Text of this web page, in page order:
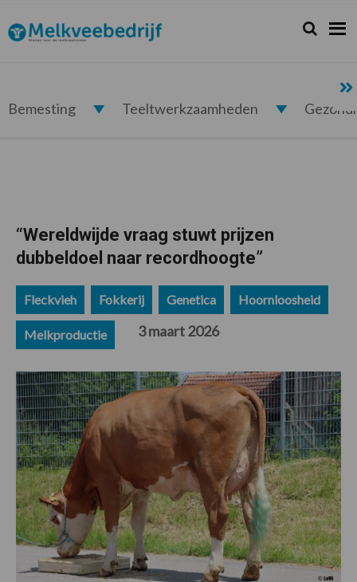
de
hoofdnavigatie
de
hoofd
de
eerste
de
voettekst
Melkveebedrijf.nl Zoeken...
Zoek
Bemesting Teeltwerkzaamheden
“Wereldwijde vraag stuwt prijzen
dubbeldoel naar recordhoogte”
Fleckvieh Fokkerij Genetica Hoornloosheid
Melkproductie 3 maart 2026